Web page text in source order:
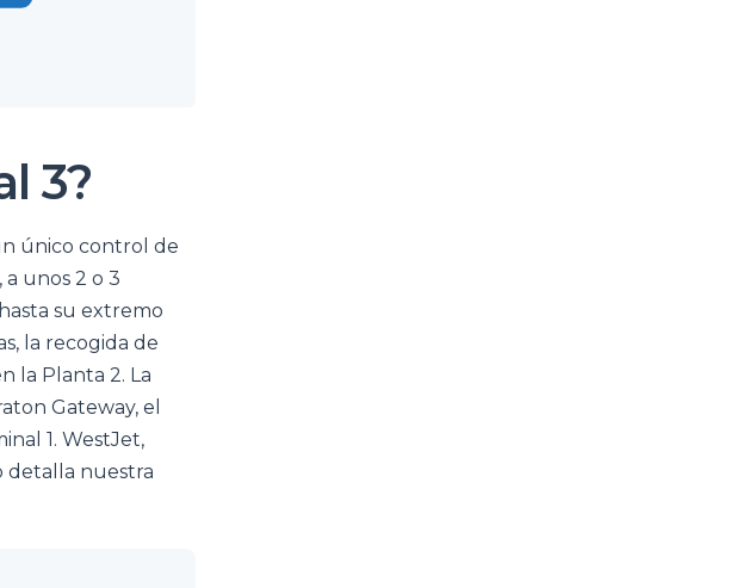
3?
único control de
unos 2 o 3
su extremo
la recogida de
la Planta 2. La
Gateway, el
1. WestJet,
detalla nuestra